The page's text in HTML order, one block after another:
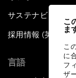
こ
ま
こ
に
フ
ザ
サステナビリティ
採用情報 (英語のみ)
言語